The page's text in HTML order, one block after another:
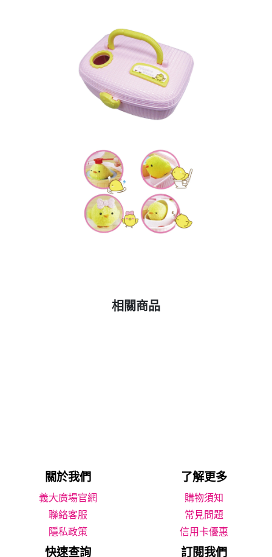
相關商品
關於我們 了解更多
義大廣場官網
購物須知
聯絡客服
常見問題
隱私政策
信用卡優惠
快速查詢 訂閱我們